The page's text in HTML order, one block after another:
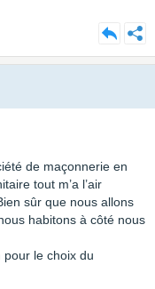
de maçonnerie en
tout m’a l’air
sûr que nous allons
habitons à côté nous
pour le choix du